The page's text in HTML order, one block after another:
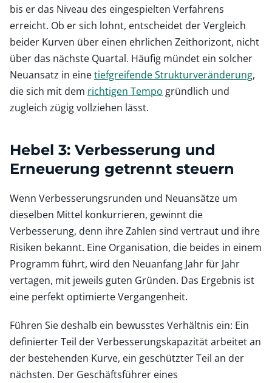
bis er das Niveau des eingespielten Verfahrens
erreicht. Ob er sich lohnt, entscheidet der Vergleich
beider Kurven über einen ehrlichen Zeithorizont, nicht
über das nächste Quartal. Häufig mündet ein solcher
Neuansatz in einetiefgreifende Strukturveränderung,
die sich mit dem richtigen Tempo gründlich und
zugleich zügig vollziehen lässt.
Hebel 3: Verbesserung und
Erneuerung getrennt steuern
Wenn Verbesserungsrunden und Neuansätze um
dieselben Mittel konkurrieren, gewinnt die
Verbesserung, denn ihre Zahlen sind vertraut und ihre
Risiken bekannt. Eine Organisation, die beides in einem
Programm führt, wird den Neuanfang Jahr für Jahr
vertagen, mit jeweils guten Gründen. Das Ergebnis ist
eine perfekt optimierte Vergangenheit.
Führen Sie deshalb ein bewusstes Verhältnis ein: Ein
definierter Teil der Verbesserungskapazität arbeitet an
der bestehenden Kurve, ein geschützter Teil an der
nächsten. Der Geschäftsführer eines